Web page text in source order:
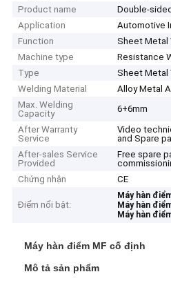
Product name
Double-
Application
Automotive
Function
Sheet Metal
Machine type
Resistance
Type
Sheet Metal
Welding Material
Alloy Metal
Max. Welding
Capacity
6+6mm
After Warranty
Service
Video
and Spare
After-sales Service
Provided
Free spare
Chứng nhận
CE
Điểm nổi bật:
Máy hàn
Máy hàn
Máy hàn
Máy hàn điểm MF cố định
Mô tả sản phẩm